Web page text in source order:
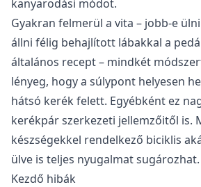
kanyarodási módot.
Gyakran felmerül a vita – jobb-e
állni félig behajlított lábakkal a
általános recept – mindkét
lényeg, hogy a súlypont helyesen
hátsó kerék felett. Egyébként ez
kerékpár szerkezeti jellemzőitől is.
készségekkel rendelkező biciklis
ülve is teljes nyugalmat sugározhat.
Kezdő hibák